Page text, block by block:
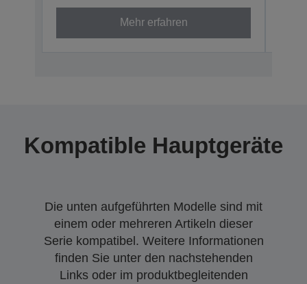
Mehr erfahren
Kompatible Hauptgeräte
Die unten aufgeführten Modelle sind mit
einem oder mehreren Artikeln dieser
Serie kompatibel. Weitere Informationen
finden Sie unter den nachstehenden
Links oder im produktbegleitenden